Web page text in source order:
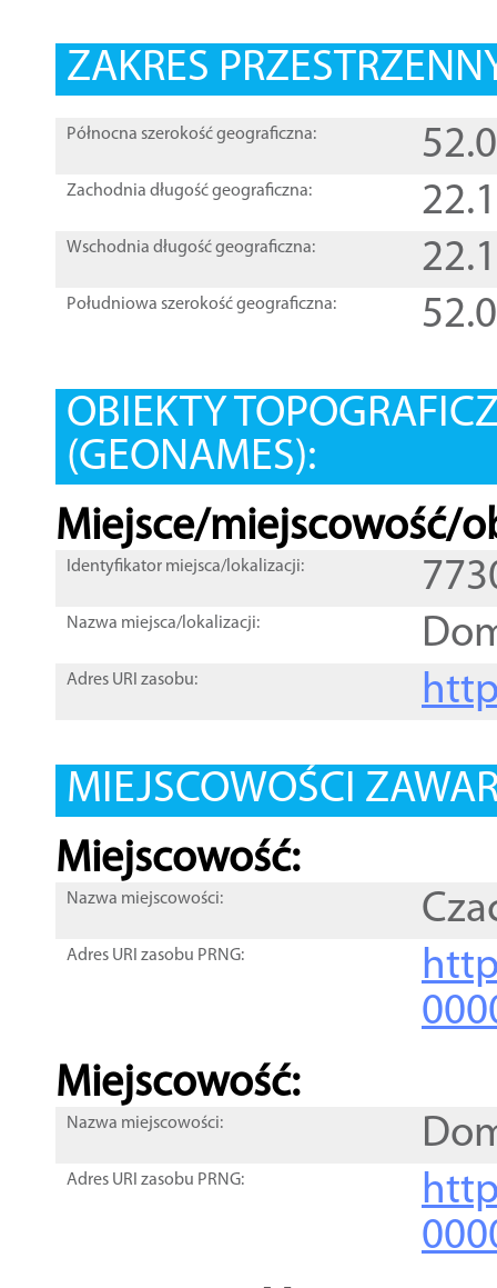
ZAKRES
Północna szerokość geograficzna:
Zachodnia długość geograficzna:
Wschodnia długość geograficzna:
Południowa szerokość geograficzna:
OBIEKTY
(GEONAMES):
Miejsce/miejscowość/
Identyfikator miejsca/lokalizacji:
Nazwa miejsca/lokalizacji:
Adres URI zasobu:
MIEJSCOWOŚCI
Miejscowość:
Nazwa miejscowości:
Adres URI zasobu PRNG:
Miejscowość:
Nazwa miejscowości:
Adres URI zasobu PRNG: